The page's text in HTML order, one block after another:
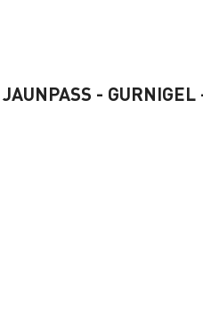
- GURNIGEL